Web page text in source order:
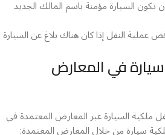
السيارة مؤمنة باسم المالك الجديد
عملية النقل إذا كان هناك بلاغ عن السيارة
في المعارض
السيارة عبر المعارض المعتمدة في
سيارة من خلال المعارض المعتمدة: